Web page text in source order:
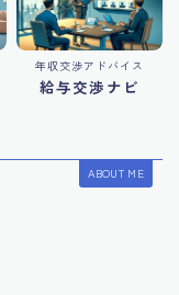
年収交渉アドバイス
給与交渉ナビ
ABOUT ME